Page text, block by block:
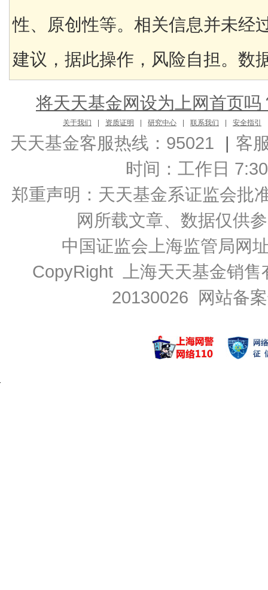
性、原创性等。相关信息并未经
建议，据此操作，风险自担。数
将天天基金网设为上网首页吗
关于我们 资质证明 研究中心 联系我们 安全指引
天天基金客服热线：95021 | 客
时间：工作日
郑重声明： 天天基金系证监会批
网所载文章、数据仅供
中国证监会上海监管局网
CopyRight 上海天天基金销
20130026 网站备